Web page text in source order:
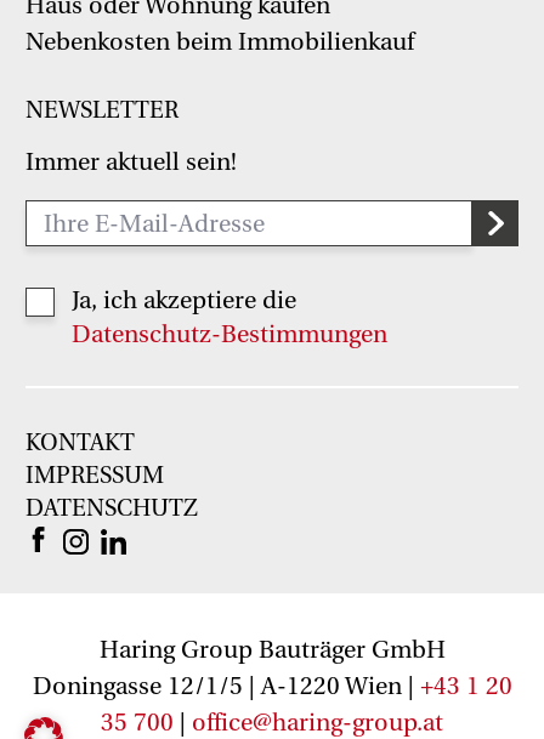
Nebenkosten beim Immobilienkauf
NEWSLETTER
Immer aktuell sein!
Ja, ich akzeptiere die
Datenschutz-Bestimmungen
KONTAKT
IMPRESSUM
DATENSCHUTZ
Haring Group Bauträger GmbH
Doningasse 12/1/5 | A-1220 Wien | +43 1 20
35 700
office@haring-group.at